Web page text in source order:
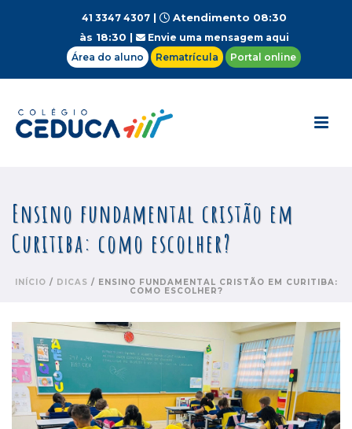
41 3347 4307|
Atendimento 08:30
às 18:30 |
Envie uma mensagem aqui
Área do aluno
Rematrícula Portal online
Ensino fundamental cristão em
Curitiba: como escolher?
INÍCIO / DICAS / ENSINO FUNDAMENTAL CRISTÃO EM CURITIBA:
COMO ESCOLHER?